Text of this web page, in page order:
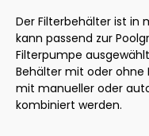
Der Filterbehälter ist in
kann passend zur
Filterpumpe
Behälter mit oder
mit manueller oder
kombiniert werden.